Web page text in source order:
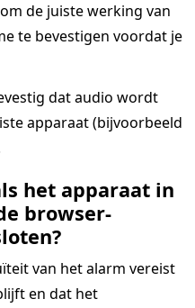
de juiste werking van
te bevestigen voordat je
dat audio wordt
apparaat (bijvoorbeeld
het apparaat in
browser-
van het alarm vereist
en dat het